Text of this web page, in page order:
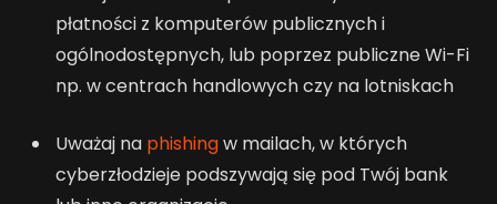
płatności z komputerów publicznych i
ogólnodostępnych, lub poprzez publiczne Wi-Fi
np. w centrach handlowych czy na lotniskach
Uważaj na phishingw mailach, w których
cyberzłodzieje podszywają się pod Twój bank